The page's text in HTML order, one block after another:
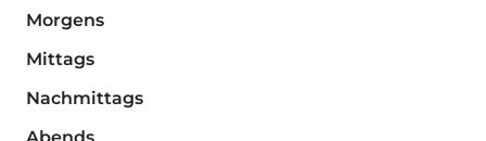
Morgens
Mittags
Nachmittags